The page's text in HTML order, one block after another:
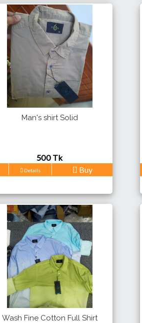
Man's shirt Solid
500 Tk
Details Buy
Wash Fine Cotton Full Shirt